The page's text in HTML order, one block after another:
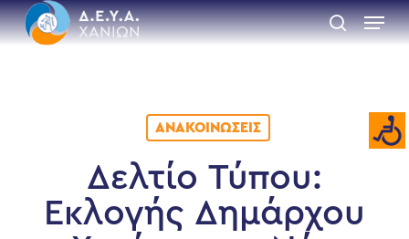
Skip
to
main
search
Menu
ΑΝΑΚΟΙΝΏΣΕΙΣ
Δελτίο Τύπου:
Εκλογής Δημάρχου